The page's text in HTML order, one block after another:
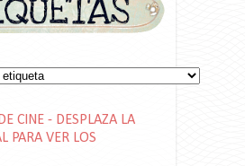
CINE - DESPLAZA LA
PARA VER LOS